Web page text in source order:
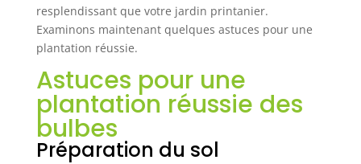
resplendissant que votre jardin printanier.
Examinons maintenant quelques astuces pour une
plantation réussie.
Astuces pour une
plantation réussie des
bulbes
Préparation du sol